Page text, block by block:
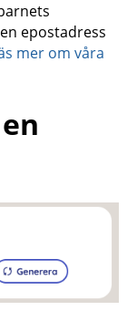
epostadress
mer om våra